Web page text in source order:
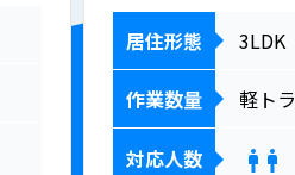
居住形態 3LDK
作業数量 軽ト
対応人数